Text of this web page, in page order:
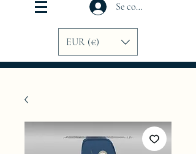
Se connecter
EUR (€)